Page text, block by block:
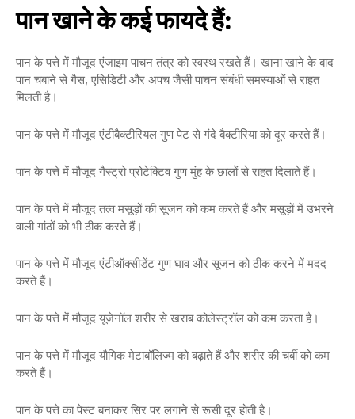
पान खाने के कई फायदे हैं:
पान के पत्ते में मौजूद एंजाइम पाचन तंत्र को स्वस्थ रखते हैं। खाना खाने के बाद
पान चबाने से गैस, एसिडिटी और अपच जैसी पाचन संबंधी समस्याओं से राहत
मिलती है।
पान के पत्ते में मौजूद एंटीबैक्टीरियल गुण पेट से गंदे बैक्टीरिया को दूर करते हैं।
पान के पत्ते में मौजूद गैस्ट्रो प्रोटेक्टिव गुण मुंह के छालों से राहत दिलाते हैं।
पान के पत्ते में मौजूद तत्व मसूड़ों की सूजन को कम करते हैं और मसूड़ों में उभरने
वाली गांठों को भी ठीक करते हैं।
पान के पत्ते में मौजूद एंटीऑक्सीडेंट गुण घाव और सूजन को ठीक करने में मदद
करते हैं।
पान के पत्ते में मौजूद यूजेनॉल शरीर से खराब कोलेस्ट्रॉल को कम करता है।
पान के पत्ते में मौजूद यौगिक मेटाबॉलिज्म को बढ़ाते हैं और शरीर की चर्बी को कम
करते हैं।
पान के पत्ते का पेस्ट बनाकर सिर पर लगाने से रूसी दूर होती है।